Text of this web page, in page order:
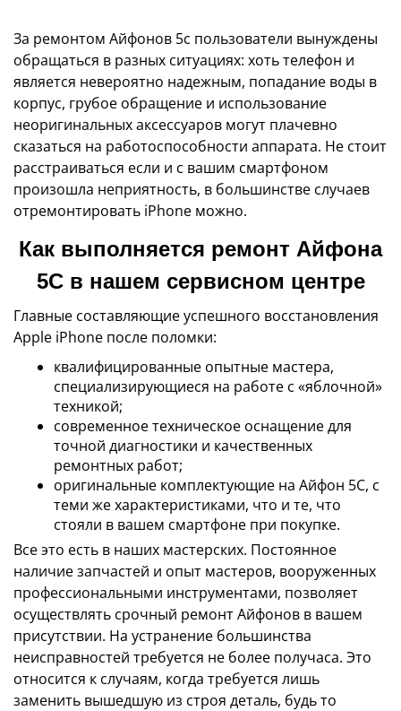
За ремонтом Айфонов 5с пользователи вынуждены
обращаться в разных ситуациях: хоть телефон и
является невероятно надежным, попадание воды в
корпус, грубое обращение и использование
неоригинальных аксессуаров могут плачевно
сказаться на работоспособности аппарата. Не стоит
расстраиваться если и с вашим смартфоном
произошла неприятность, в большинстве случаев
отремонтировать iPhone можно.
Как выполняется ремонт Айфона
5С в нашем сервисном центре
Главные составляющие успешного восстановления
Apple iPhone после поломки:
квалифицированные опытные мастера,
специализирующиеся на работе с «яблочной»
техникой;
современное техническое оснащение для
точной диагностики и качественных
ремонтных работ;
оригинальные комплектующие на Айфон 5C, с
теми же характеристиками, что и те, что
стояли в вашем смартфоне при покупке.
Все это есть в наших мастерских. Постоянное
наличие запчастей и опыт мастеров, вооруженных
профессиональными инструментами, позволяет
осуществлять срочный ремонт Айфонов в вашем
присутствии. На устранение большинства
неисправностей требуется не более получаса. Это
относится к случаям, когда требуется лишь
заменить вышедшую из строя деталь, будь то